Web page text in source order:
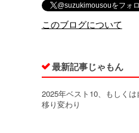
@suzukimousouをフォ
このブログについて
最新記事じゃもん
2025年ベスト10、もしく
移り変わり